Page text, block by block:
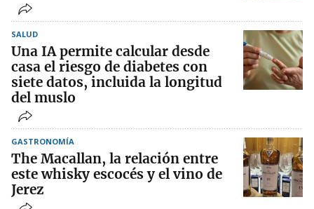
SALUD
Una IA permite calcular desde
casa el riesgo de diabetes con
siete datos, incluida la longitud
del muslo
GASTRONOMÍA
The Macallan, la relación entre
este whisky escocés y el vino de
Jerez